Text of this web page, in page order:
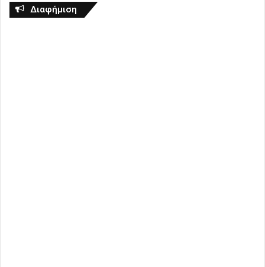
Διαφήμιση